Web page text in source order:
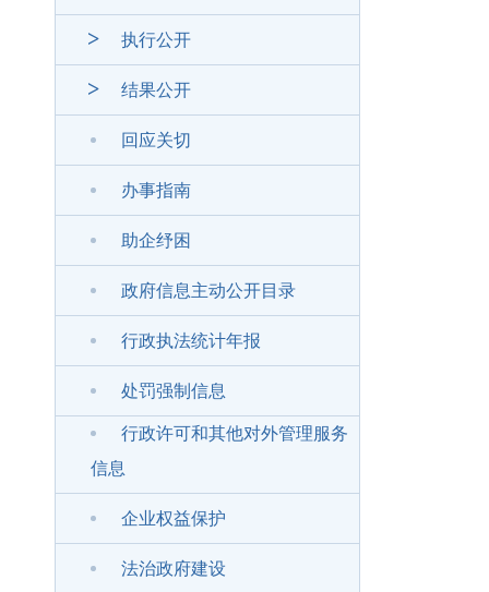
执行公开
结果公开
回应关切
办事指南
助企纾困
政府信息主动公开目录
行政执法统计年报
处罚强制信息
行政许可和其他对外管理服务
信息
企业权益保护
法治政府建设